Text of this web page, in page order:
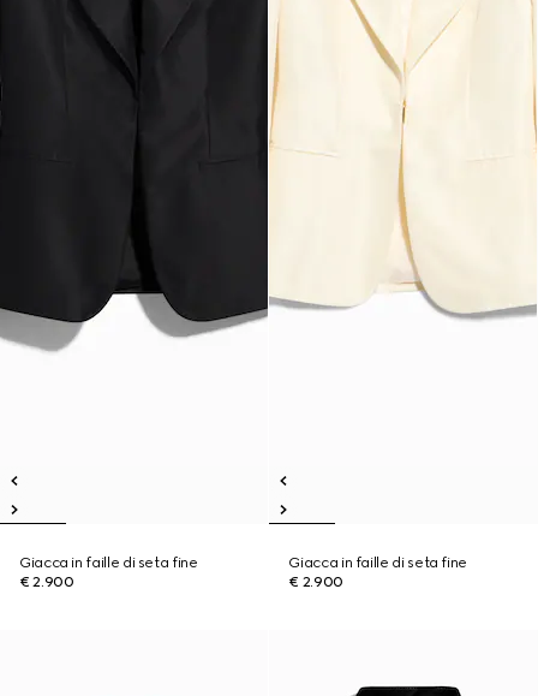
Giacca in faille di seta fine
€ 2.900
Giacca in faille di seta fine
€ 2.900